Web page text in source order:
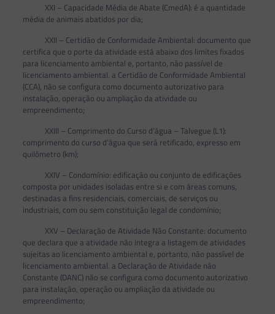
XXI – Capacidade Média de Abate (CmedA): é a quantidade
média de animais abatidos por dia;
XXII – Certidão de Conformidade Ambiental: documento que
certifica que o porte da atividade está abaixo dos limites fixados
para licenciamento ambiental e, portanto, não passível de
licenciamento ambiental. a Certidão de Conformidade Ambiental
(CCA), não se configura como documento autorizativo para
instalação, operação ou ampliação da atividade ou
empreendimento;
XXIII – Comprimento do Curso d’água – Talvegue (L1):
comprimento do curso d’água que será retificado, expresso em
quilômetro (km);
XXIV – Condomínio: edificação ou conjunto de edificações
composta por unidades isoladas entre si e com áreas comuns,
destinadas a fins residenciais, comerciais, de serviços ou
industriais, com ou sem constituição legal de condomínio;
XXV – Declaração de Atividade Não Constante: documento
que declara que a atividade não integra a listagem de atividades
sujeitas ao licenciamento ambiental e, portanto, não passível de
licenciamento ambiental. a Declaração de Atividade não
Constante (DANC) não se configura como documento autorizativo
para instalação, operação ou ampliação da atividade ou
empreendimento;